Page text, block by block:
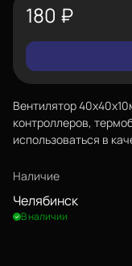
180 ₽
Вентилятор
контроллеров,
использоваться в
Наличие
Челябинск
В наличии